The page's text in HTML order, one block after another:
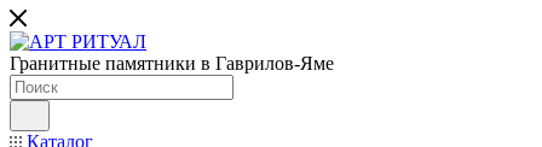
Гранитные памятники в Гаврилов-Яме
Каталог